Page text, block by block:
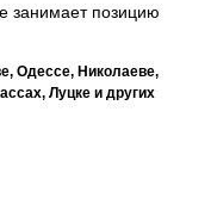
занимает позицию
Одессе, Николаеве,
Луцке и других